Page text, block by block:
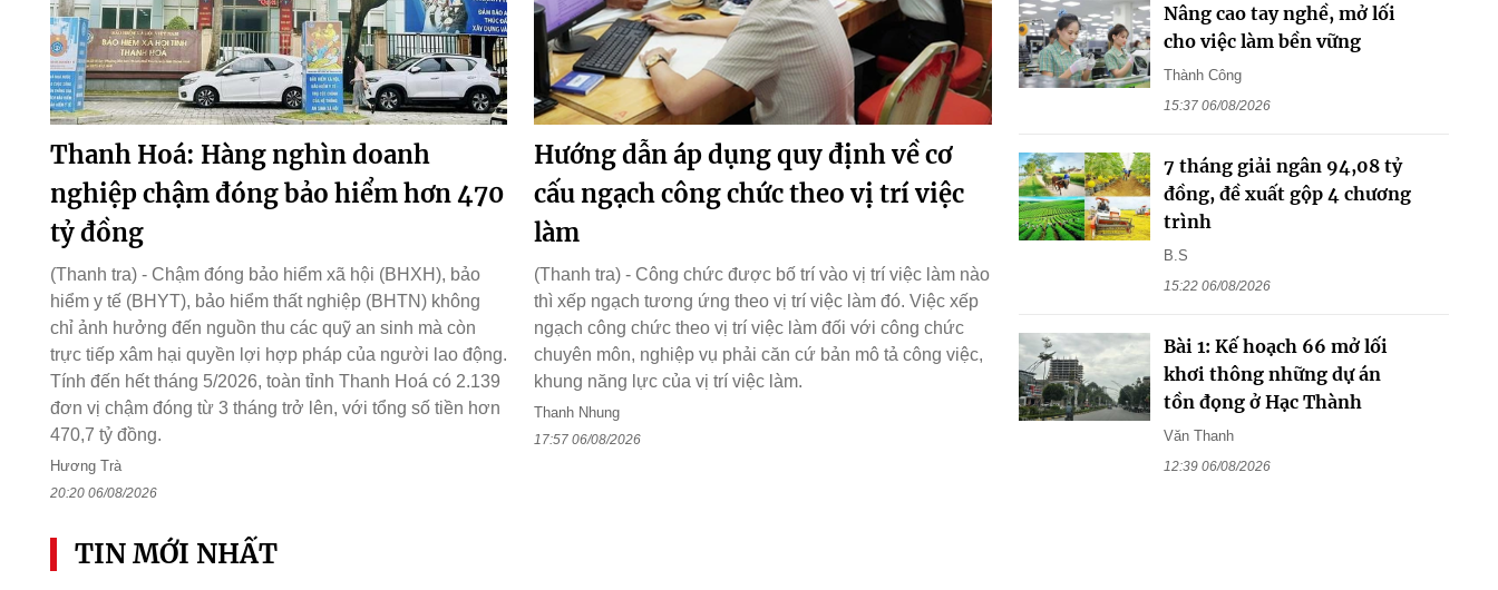
Thanh Hoá: Hàng nghìn doanh
nghiệp chậm đóng bảo hiểm hơn 470
tỷ đồng
(Thanh tra) - Chậm đóng bảo hiểm xã hội (BHXH), bảo
hiểm y tế (BHYT), bảo hiểm thất nghiệp (BHTN) không
chỉ ảnh hưởng đến nguồn thu các quỹ an sinh mà còn
trực tiếp xâm hại quyền lợi hợp pháp của người lao động.
Tính đến hết tháng 5/2026, toàn tỉnh Thanh Hoá có 2.139
đơn vị chậm đóng từ 3 tháng trở lên, với tổng số tiền hơn
470,7 tỷ đồng.
Hương Trà
20:20 06/08/2026
Hướng dẫn áp dụng quy định về cơ
cấu ngạch công chức theo vị trí việc
làm
(Thanh tra) - Công chức được bố trí vào vị trí việc làm nào
thì xếp ngạch tương ứng theo vị trí việc làm đó. Việc xếp
ngạch công chức theo vị trí việc làm đối với công chức
chuyên môn, nghiệp vụ phải căn cứ bản mô tả công việc,
khung năng lực của vị trí việc làm.
Thanh Nhung
17:57 06/08/2026
Nâng cao tay nghề, mở lối
cho việc làm bền vững
Thành Công
15:37 06/08/2026
7 tháng giải ngân 94,08 tỷ
đồng, đề xuất gộp 4 chương
trình
B.S
15:22 06/08/2026
Bài 1: Kế hoạch 66 mở lối
khơi thông những dự án
tồn đọng ở Hạc Thành
Văn Thanh
12:39 06/08/2026
TIN MỚI NHẤT